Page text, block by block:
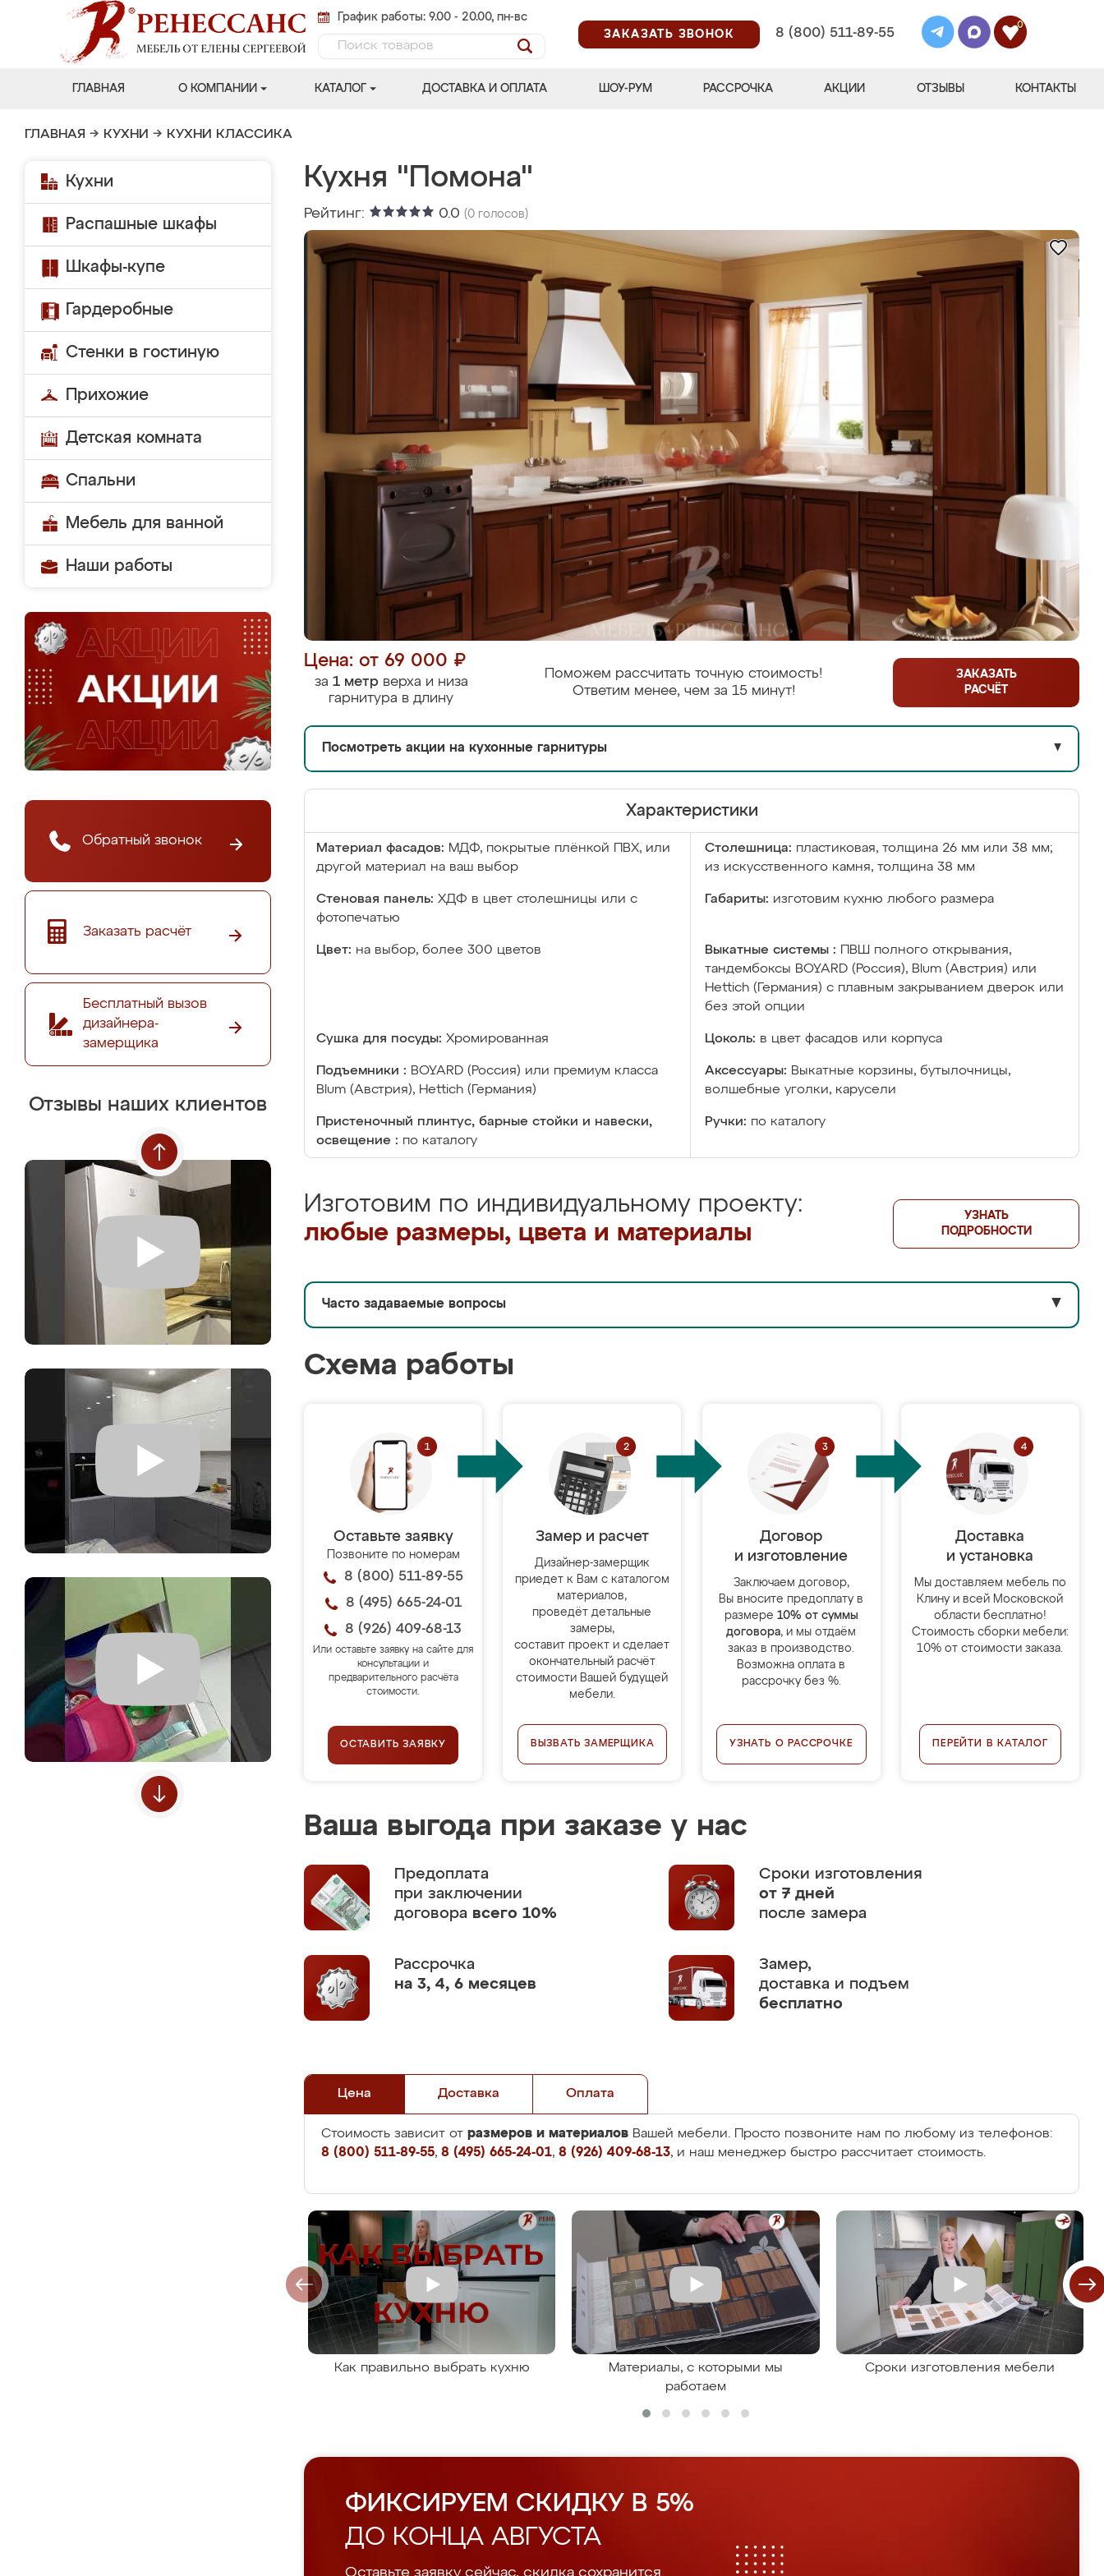
График работы: 9.00 - 20.00, пн-вс
ЗАКАЗАТЬ ЗВОНОК
8 (800) 511-89-55
0
ГЛАВНАЯ О КОМПАНИИ КАТАЛОГ ДОСТАВКА И ОПЛАТА ШОУ-РУМ РАССРОЧКА АКЦИИ ОТЗЫВЫ КОНТАКТЫ
ГЛАВНАЯ → КУХНИ → КУХНИ КЛАССИКА
Кухни
Распашные шкафы
Шкафы-купе
Гардеробные
Стенки в гостиную
Прихожие
Детская комната
Спальни
Мебель для ванной
Наши работы
Обратный звонок
Заказать расчёт
Бесплатный вызов
дизайнера-
замерщика
Отзывы наших клиентов
Кухня "Помона"
Рейтинг: 0.0 (0 голосов)
Цена: от 69 000 ₽
за 1 метрверха и низа
гарнитура в длину
Поможем рассчитать точную стоимость!
Ответим менее, чем за 15 минут!
ЗАКАЗАТЬ
РАСЧЁТ
Посмотреть акции на кухонные гарнитуры ▼
Характеристики
Материал фасадов: МДФ, покрытые плёнкой ПВХ, или
другой материал на ваш выбор
Столешница: пластиковая, толщина 26 мм или 38 мм;
из искусственного камня, толщина 38 мм
Стеновая панель: ХДФ в цвет столешницы или с
фотопечатью
Габариты: изготовим кухню любого размера
Цвет: на выбор, более 300 цветов Выкатные системы :
ПВШ полного открывания,
тандембоксы BOYARD (Россия), Blum (Австрия) или
Hettich (Германия) с плавным закрыванием дверок или
без этой опции
Сушка для посуды: Хромированная Цоколь: в цвет фасадов или корпуса
Подъемники : BOYARD (Россия) или премиум класса
Blum (Австрия), Hettich (Германия)
Аксессуары: Выкатные корзины, бутылочницы,
волшебные уголки, карусели
Пристеночный плинтус, барные стойки и навески,
освещение : по каталогу
Ручки: по каталогу
Изготовим по индивидуальному проекту:
любые размеры, цвета и материалы
УЗНАТЬ
ПОДРОБНОСТИ
Часто задаваемые вопросы ▼
Схема работы
Оставьте заявку
Позвоните по номерам
8 (800) 511-89-55
8 (495) 665-24-01
8 (926) 409-68-13
Или оставьте заявку на сайте для
консультации и
предварительного расчёта
стоимости.
ОСТАВИТЬ ЗАЯВКУ
Замер и расчет
Дизайнер-замерщик
приедет к Вам с каталогом
материалов,
проведёт детальные
замеры,
составит проект и сделает
окончательный расчёт
стоимости Вашей будущей
мебели.
ВЫЗВАТЬ ЗАМЕРЩИКА
Договор
и изготовление
Заключаем договор,
Вы вносите предоплату в
размере 10% от суммы
договора, и мы отдаём
заказ в производство.
Возможна оплата в
рассрочку без %.
УЗНАТЬ О РАССРОЧКЕ
Доставка
и установка
Мы доставляем мебель по
Клину и всей Московской
области бесплатно!
Стоимость сборки мебели:
10% от стоимости заказа.
ПЕРЕЙТИ В КАТАЛОГ
Ваша выгода при заказе у нас
Предоплата
при заключении
договора всего 10%
Сроки изготовления
от 7 дней
после замера
Рассрочка
на 3, 4, 6 месяцев
Замер,
доставка и подъем
бесплатно
Цена Доставка Оплата
Стоимость зависит от размеров и материалов Вашей мебели. Просто позвоните нам по любому из телефонов:
8 (800) 511-89-55, 8 (495) 665-24-01, 8 (926) 409-68-13, и наш менеджер быстро рассчитает стоимость.
Как правильно выбрать кухню
Материалы, с которыми мы
работаем
Сроки изготовления мебели
ФИКСИРУЕМ СКИДКУ В 5%
ДО КОНЦА АВГУСТА
Оставьте заявку сейчас, скидка сохранится.